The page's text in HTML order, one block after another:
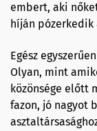
embert, aki
híján pózerkedik
Egész
Olyan, mint
közönsége előtt
fazon, jó nagyot